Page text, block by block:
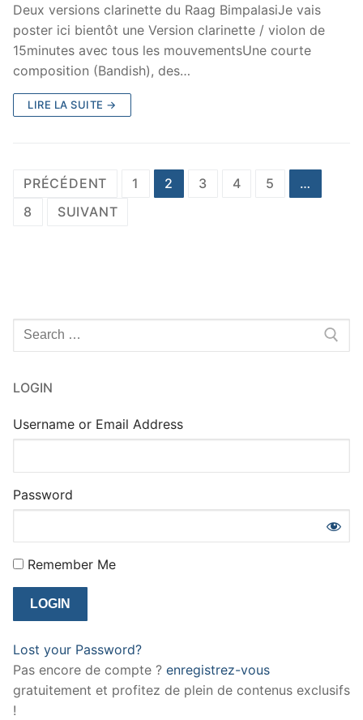
Deux versions clarinette du Raag BimpalasiJe vais
poster ici bientôt une Version clarinette / violon de
15minutes avec tous les mouvementsUne courte
composition (Bandish), des…
LIRE LA SUITE →
Navigation
des
PRÉCÉDENT 1 2 3 4 5
…
8
SUIVANT
Rechercher
:
LOGIN
Username or Email Address
Password
Remember Me
Lost your Password?
Pas encore de compte ? enregistrez-vous
gratuitement et profitez de plein de contenus exclusifs
!